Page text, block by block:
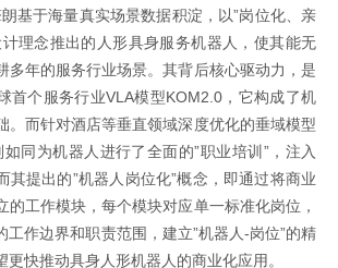
基于海量真实场景数据积淀，以”岗位化、亲
理念推出的人形具身服务机器人，使其能无
多年的服务行业场景。其背后核心驱动力，是
首个服务行业VLA模型KOM2.0，它构成了机
。而针对酒店等垂直领域深度优化的垂域模型
同为机器人进行了全面的”职业培训”，注入
其提出的”机器人岗位化”概念，即通过将商业
的工作模块，每个模块对应单一标准化岗位，
工作边界和职责范围，建立”机器人-岗位”的精
更快推动具身人形机器人的商业化应用。